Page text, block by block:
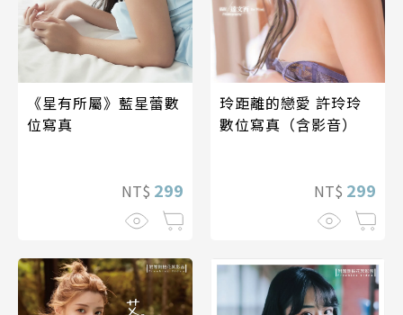
《星有所屬》藍星蕾數
位寫真
NT$ 299
玲距離的戀愛 許玲玲
數位寫真（含影音）
NT$ 299